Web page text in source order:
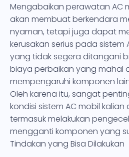
Mengabaikan perawatan AC
akan membuat berkendara
nyaman, tetapi juga dapat
kerusakan serius pada sistem
yang tidak segera ditangani
biaya perbaikan yang mahal
mempengaruhi komponen
Oleh karena itu, sangat
kondisi sistem AC mobil kalian
termasuk melakukan
mengganti komponen yang
Tindakan yang Bisa Dilakukan